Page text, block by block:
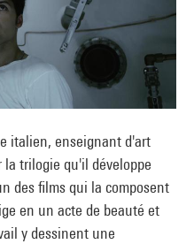
italien, enseignant d'art
trilogie qu'il développe
des films qui la composent
en un acte de beauté et
y dessinent une